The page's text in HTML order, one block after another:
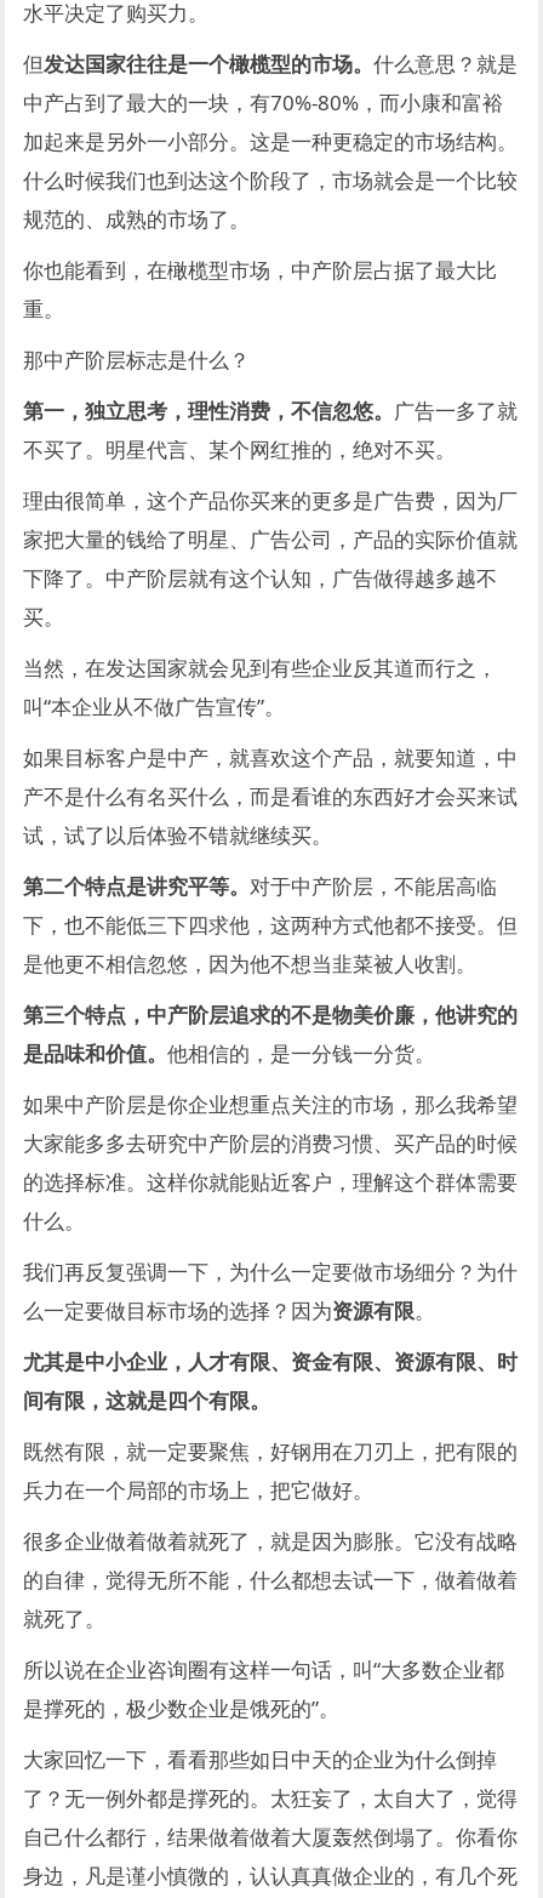
水平决定了购买力。
但发达国家往往是一个橄榄型的市场。什么意思？就是
中产占到了最大的一块，有70%-80%，而小康和富裕
加起来是另外一小部分。这是一种更稳定的市场结构。
什么时候我们也到达这个阶段了，市场就会是一个比较
规范的、成熟的市场了。
你也能看到，在橄榄型市场，中产阶层占据了最大比
重。
那中产阶层标志是什么？
第一，独立思考，理性消费，不信忽悠。 广告一多了就
不买了。明星代言、某个网红推的，绝对不买。
理由很简单，这个产品你买来的更多是广告费，因为厂
家把大量的钱给了明星、广告公司，产品的实际价值就
下降了。中产阶层就有这个认知，广告做得越多越不
买。
当然，在发达国家就会见到有些企业反其道而行之，
叫“本企业从不做广告宣传”。
如果目标客户是中产，就喜欢这个产品，就要知道，中
产不是什么有名买什么，而是看谁的东西好才会买来试
试，试了以后体验不错就继续买。
第二个特点是讲究平等。对于中产阶层，不能居高临
下，也不能低三下四求他，这两种方式他都不接受。但
是他更不相信忽悠，因为他不想当韭菜被人收割。
第三个特点，中产阶层追求的不是物美价廉，他讲究的
是品味和价值。他相信的，是一分钱一分货。
如果中产阶层是你企业想重点关注的市场，那么我希望
大家能多多去研究中产阶层的消费习惯、买产品的时候
的选择标准。这样你就能贴近客户，理解这个群体需要
什么。
我们再反复强调一下，为什么一定要做市场细分？为什
么一定要做目标市场的选择？因为资源有限。
尤其是中小企业，人才有限、资金有限、资源有限、时
间有限，这就是四个有限。
既然有限，就一定要聚焦，好钢用在刀刃上，把有限的
兵力在一个局部的市场上，把它做好。
很多企业做着做着就死了，就是因为膨胀。它没有战略
的自律，觉得无所不能，什么都想去试一下，做着做着
就死了。
所以说在企业咨询圈有这样一句话，叫“大多数企业都
是撑死的，极少数企业是饿死的”。
大家回忆一下，看看那些如日中天的企业为什么倒掉
了？无一例外都是撑死的。太狂妄了，太自大了，觉得
自己什么都行，结果做着做着大厦轰然倒塌了。你看你
身边，凡是谨小慎微的，认认真真做企业的，有几个死